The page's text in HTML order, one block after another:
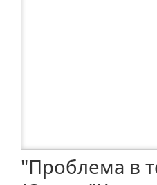
"Проблема в